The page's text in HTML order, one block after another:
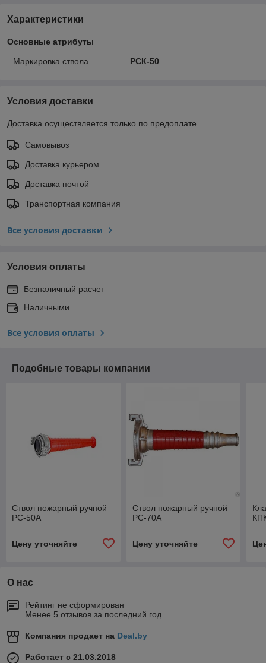
Характеристики
Основные атрибуты
Маркировка ствола РСК-50
Условия доставки
Доставка осуществляется только по предоплате.
Самовывоз
Доставка курьером
Доставка почтой
Транспортная компания
Все условия доставки
Условия оплаты
Безналичный расчет
Наличными
Все условия оплаты
Подобные товары компании
Ствол пожарный ручной
РС-50A
Цену уточняйте
Ствол пожарный ручной
РС-70A
Цену уточняйте
О нас
Рейтинг не сформирован
Менее 5 отзывов за последний год
Компания продает на Deal.by
Работает с 21.03.2018